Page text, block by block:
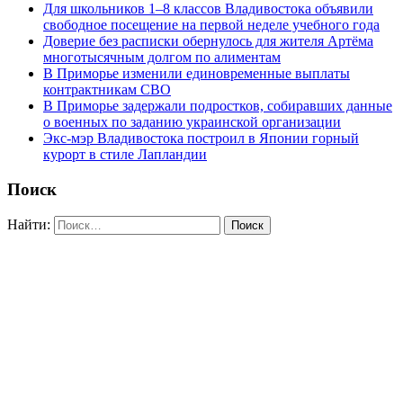
Для школьников 1–8 классов Владивостока объявили
свободное посещение на первой неделе учебного года
Доверие без расписки обернулось для жителя Артёма
многотысячным долгом по алиментам
В Приморье изменили единовременные выплаты
контрактникам СВО
В Приморье задержали подростков, собиравших данные
о военных по заданию украинской организации
Экс-мэр Владивостока построил в Японии горный
курорт в стиле Лапландии
Поиск
Найти: